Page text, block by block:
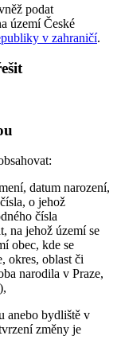
podat
území České
v zahraničí.
datum narození,
o jehož
čísla
na jehož území se
obec, kde se
okres, oblast či
narodila v Praze,
anebo bydliště v
změny je